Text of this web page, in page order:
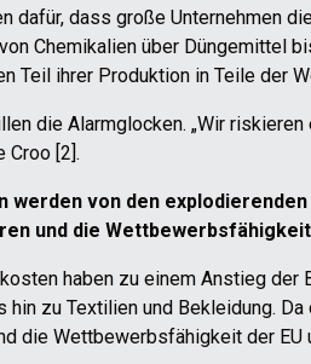
dafür, dass große Unternehmen
Chemikalien über Düngemittel
Teil ihrer Produktion in Teile der
die Alarmglocken. „Wir
Croo [2].
werden von den
und die
haben zu einem Anstieg
zu Textilien und Bekleidung.
die Wettbewerbsfähigkeit der